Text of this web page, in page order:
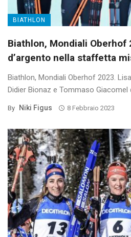
BIATHLON
Biathlon, Mondiali Oberhof
d’argento nella staffetta
Biathlon, Mondiali Oberhof 2023.
Didier Bionaz e Tommaso Giacomel
By Niki Figus 8 Febbraio 2023